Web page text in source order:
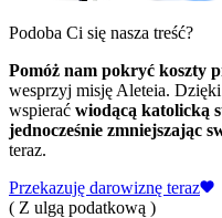
Podoba Ci się nasza treść?
Pomóż nam pokryć koszty
wesprzyj misję Aleteia.
wspierać wiodącą katolicką
jednocześnie zmniejszając
teraz.
Przekazuję darowiznę teraz
( Z ulgą podatkową )